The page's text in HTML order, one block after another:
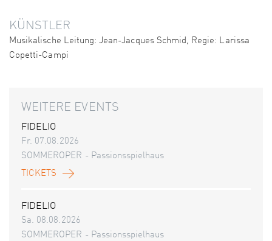
KÜNSTLER
Musikalische Leitung: Jean-Jacques Schmid, Regie: Larissa
Copetti-Campi
WEITERE EVENTS
FIDELIO
Fr. 07.08.2026
SOMMEROPER - Passionsspielhaus
TICKETS
FIDELIO
Sa. 08.08.2026
SOMMEROPER - Passionsspielhaus